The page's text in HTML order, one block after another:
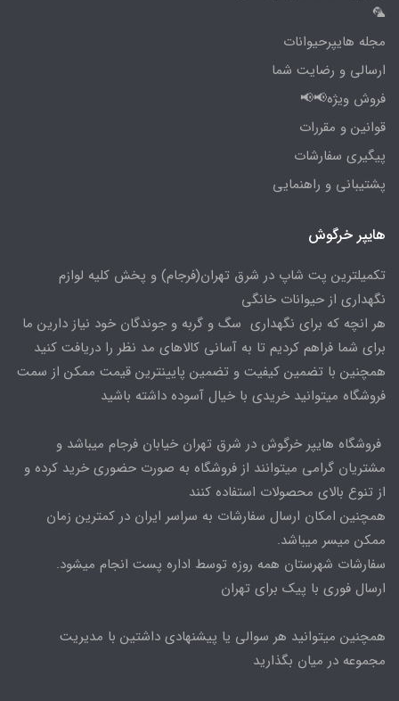
🦜
مجله هایپرحیوانات
ارسالی و رضایت شما
فروش ویژه📢📢
قوانین و مقررات
پیگیری سفارشات
پشتیبانی و راهنمایی
هایپر خرگوش
تکمیلترین پت شاپ در شرق تهران(فرجام) و پخش کلیه لوازم
نگهداری از حیوانات خانگی
هر انچه که برای نگهداری سگ و گربه و جوندگان خود نیاز دارین ما
برای شما فراهم کردیم تا به آسانی کالاهای مد نظر را دریافت کنید
همچنین با تضمین کیفیت و تضمین پایینترین قیمت ممکن از سمت
فروشگاه میتوانید خریدی با خیال آسوده داشته باشید
فروشگاه هایپر خرگوش در شرق تهران خیابان فرجام میباشد و
مشتریان گرامی میتوانند از فروشگاه به صورت حضوری خرید کرده و
از تنوع بالای محصولات استفاده کنند
همچنین امکان ارسال سفارشات به سراسر ایران در کمترین زمان
ممکن میسر میباشد.
سفارشات شهرستان همه روزه توسط اداره پست انجام میشود.
ارسال فوری با پیک برای تهران
همچنین میتوانید هر سوالی یا پیشنهادی داشتین با مدیریت
مجموعه در میان بگذارید